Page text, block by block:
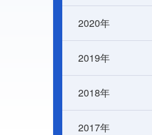
2020年
2019年
2018年
2017年